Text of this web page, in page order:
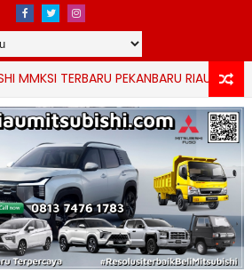
TERBARU PEKANBARU RIAU CANTER